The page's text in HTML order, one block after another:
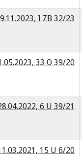
I ZB 32/23
33 O 39/20
6 U 39/21
15 U 6/20